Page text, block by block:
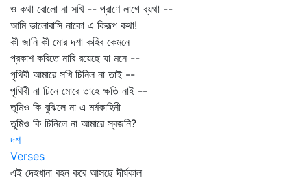
ও কথা বোলো না সখি -- প্রাণে লাগে ব্যথা --
আমি ভালোবাসি নাকো এ কিরূপ কথা!
কী জানি কী মোর দশা কহিব কেমনে
প্রকাশ করিতে নারি রয়েছে যা মনে --
পৃথিবী আমারে সখি চিনিল না তাই --
পৃথিবী না চিনে মোরে তাহে ক্ষতি নাই --
তুমিও কি বুঝিলে না এ মর্মকাহিনী
তুমিও কি চিনিলে না আমারে স্বজনি?
দশ
Verses
এই দেহখানা বহন করে আসছে দীর্ঘকাল